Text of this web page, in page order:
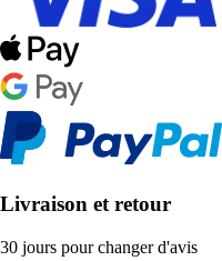
Livraison et retour
30 jours pour changer d'avis